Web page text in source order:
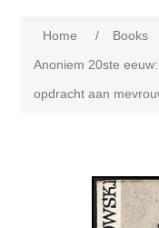
Home / Books
Anoniem 20ste
opdracht aan